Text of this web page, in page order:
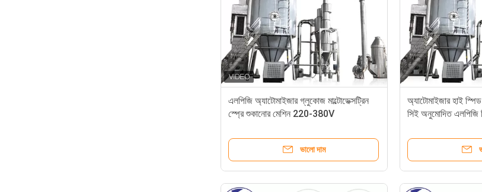
এলপিজি অ্যাটোমাইজার গ্লুকোজ মাল্টোডেক্সট্রিন
স্প্রে শুকানোর মেশিন 220-380V
ভালো দাম
অ্যাটোমাইজার হাই স্পিড
সিই অনুমোদিত এলপিজি